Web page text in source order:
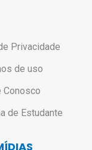
Privacidade
de uso
Conosco
de Estudante